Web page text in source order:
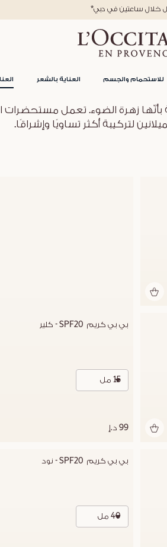
للاستحمام والجسم العناية بالشعر
خلال ساعتين في دبي
بأنّها زهرة الضوء. تعمل مستحضرات
لتركيبة أكثر تساويًا وإشراقًا.
بي بي كريم  SPF20 - كلير
15 مل
99 د.إ
بي بي كريم  SPF20 - نود
40 مل